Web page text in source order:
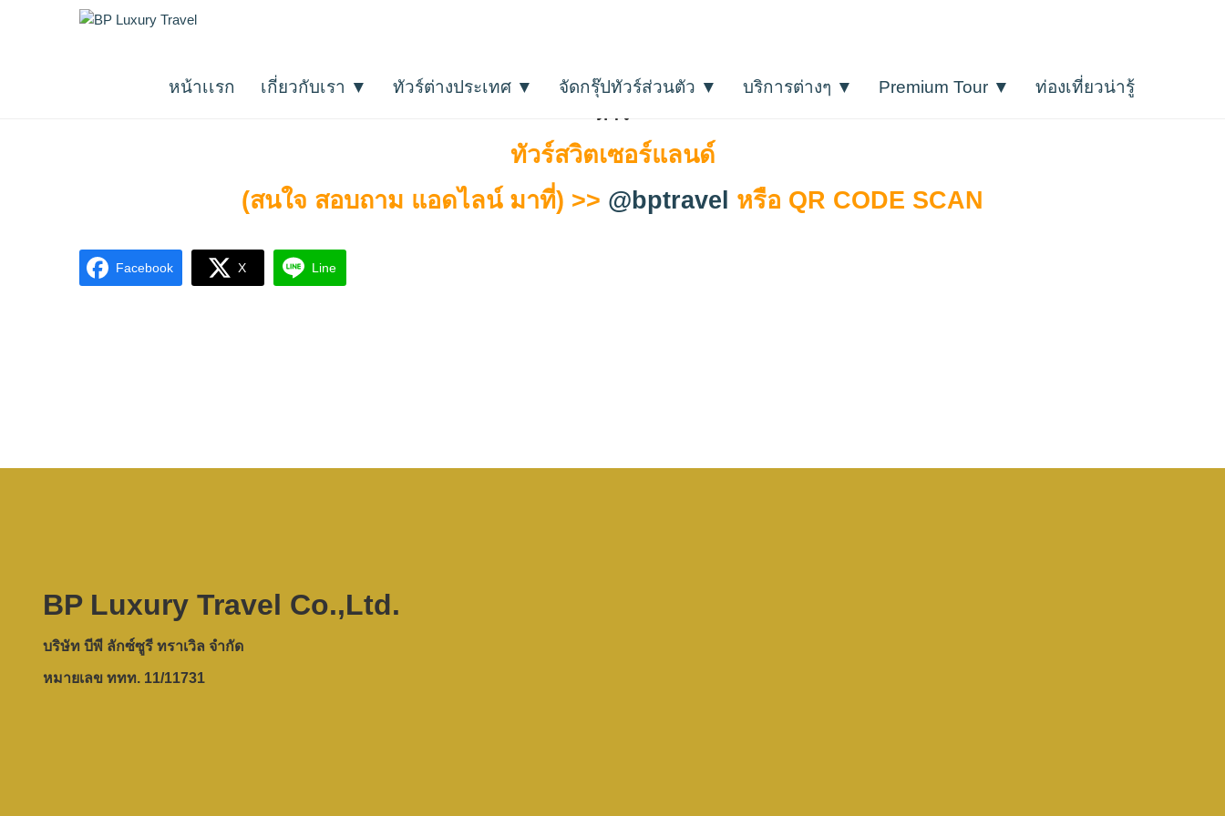
BP Luxury Travel
หน้าเเรก เกี่ยวกับเรา ▼ ทัวร์ต่างประเทศ ▼ จัดกรุ๊ปทัวร์ส่วนตัว ▼ บริการต่างๆ ▼ Premium Tour ▼ ท่องเที่ยวน่ารู้
ทัวร์สวิตเซอร์แลนด์
ศูนย์รวมทัวร์ทั่วโลกมากกว่า 10,000 รายการ โดยแบ่งเป็นหมวดหมู่ครบทุกโซนทั่วโลกรวมโปรแกรมเที่ยวราคาประหยัดถึงระดับ 5
ดาว
ทัวร์สวิตเซอร์แลนด์
(สนใจ สอบถาม แอดไลน์ มาที่) >> @bptravel หรือ QR CODE SCAN
Facebook X Line
BP Luxury Travel Co.,Ltd.
บริษัท บีพี ลักซ์ซูรี ทราเวิล จำกัด
หมายเลข ททท. 11/11731